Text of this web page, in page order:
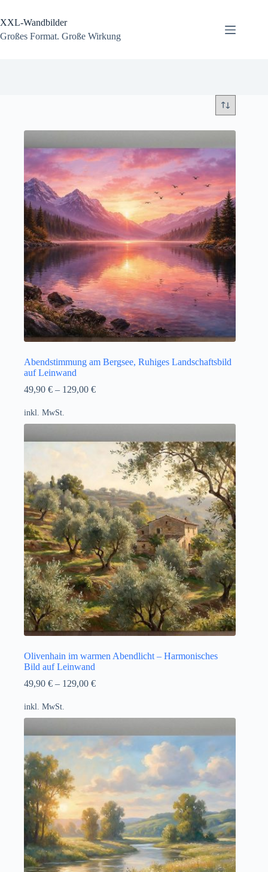
springen
XXL-Wandbilder
Großes Format. Große Wirkung
Abendstimmung am Bergsee, Ruhiges Landschaftsbild
auf Leinwand
49,90 € – 129,00 €
inkl. MwSt.
Olivenhain im warmen Abendlicht – Harmonisches
Bild auf Leinwand
49,90 € – 129,00 €
inkl. MwSt.